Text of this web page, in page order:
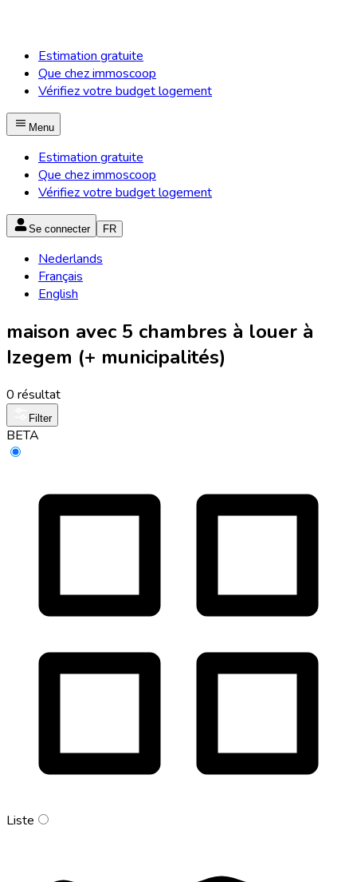
Estimation gratuite
Que chez immoscoop
Vérifiez votre budget logement
Menu
Estimation gratuite
Que chez immoscoop
Vérifiez votre budget logement
Se connecter FR
Nederlands
Français
English
maison avec 5 chambres à louer à
Izegem (+ municipalités)
0 résultat
Filter
BETA
Liste